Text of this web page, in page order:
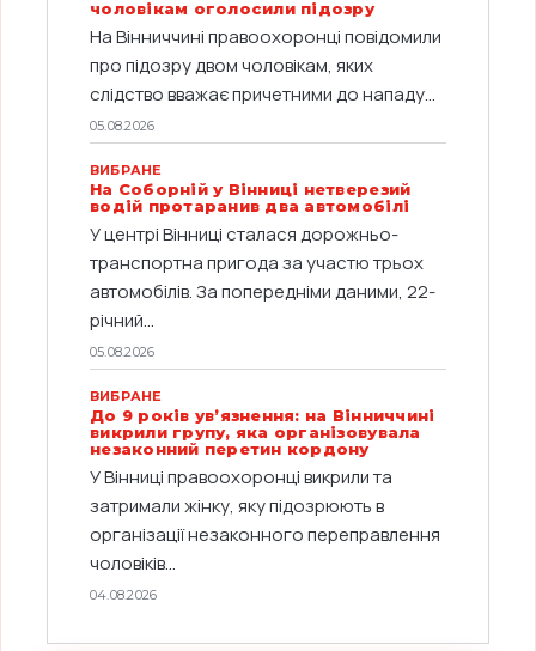
чоловікам оголосили підозру
На Вінниччині правоохоронці повідомили
про підозру двом чоловікам, яких
слідство вважає причетними до нападу...
05.08.2026
ВИБРАНЕ
На Соборній у Вінниці нетверезий
водій протаранив два автомобілі
У центрі Вінниці сталася дорожньо-
транспортна пригода за участю трьох
автомобілів. За попередніми даними, 22-
річний...
05.08.2026
ВИБРАНЕ
До 9 років ув’язнення: на Вінниччині
викрили групу, яка організовувала
незаконний перетин кордону
У Вінниці правоохоронці викрили та
затримали жінку, яку підозрюють в
організації незаконного переправлення
чоловіків...
04.08.2026